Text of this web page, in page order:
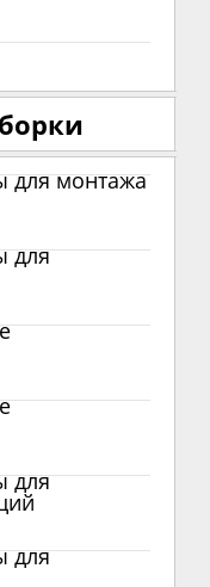
для монтажа
для
для
для